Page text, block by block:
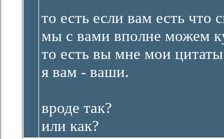
то есть если вам есть что
мы с вами вполне можем
то есть вы мне мои
я вам - ваши.
вроде так?
или как?